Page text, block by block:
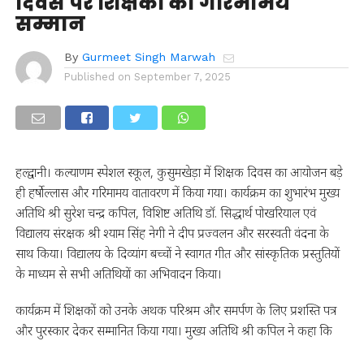
सम्मान
By Gurmeet Singh Marwah
Published on September 7, 2025
हल्द्वानी। कल्याणम स्पेशल स्कूल, कुसुमखेड़ा में शिक्षक दिवस का आयोजन बड़े
ही हर्षोल्लास और गरिमामय वातावरण में किया गया। कार्यक्रम का शुभारंभ मुख्य
अतिथि श्री सुरेश चन्द्र कपिल, विशिष्ट अतिथि डॉ. सिद्धार्थ पोखरियाल एवं
विद्यालय संरक्षक श्री श्याम सिंह नेगी ने दीप प्रज्वलन और सरस्वती वंदना के
साथ किया। विद्यालय के दिव्यांग बच्चों ने स्वागत गीत और सांस्कृतिक प्रस्तुतियों
के माध्यम से सभी अतिथियों का अभिवादन किया।
कार्यक्रम में शिक्षकों को उनके अथक परिश्रम और समर्पण के लिए प्रशस्ति पत्र
और पुरस्कार देकर सम्मानित किया गया। मुख्य अतिथि श्री कपिल ने कहा कि